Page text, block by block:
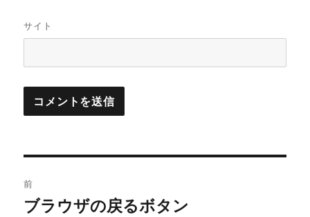
サイト
稿
前
前
ブラウザの戻るボタン